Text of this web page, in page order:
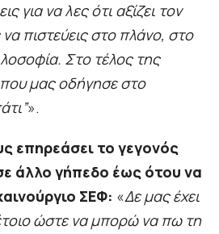
για να λες ότι αξίζει τον
να πιστεύεις στο πλάνο, στο
Στο τέλος της
μας οδήγησε στο
».
επηρεάσει το γεγονός
άλλο γήπεδο έως ότου να
ΣΕΦ: «Δε μας έχει
ώστε να μπορώ να πω τη